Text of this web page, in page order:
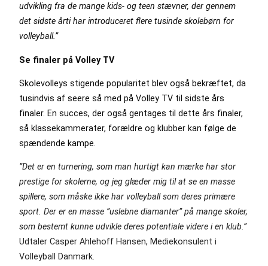
udvikling fra de mange kids- og teen stævner, der gennem
det sidste årti har introduceret flere tusinde skolebørn for
volleyball.”
Se finaler på Volley TV
Skolevolleys stigende popularitet blev også bekræftet, da
tusindvis af seere så med på Volley TV til sidste års
finaler. En succes, der også gentages til dette års finaler,
så klassekammerater, forældre og klubber kan følge de
spændende kampe.
”Det er en turnering, som man hurtigt kan mærke har stor
prestige for skolerne, og jeg glæder mig til at se en masse
spillere, som måske ikke har volleyball som deres primære
sport. Der er en masse ”uslebne diamanter” på mange skoler,
som bestemt kunne udvikle deres potentiale videre i en klub.”
Udtaler Casper Ahlehoff Hansen, Mediekonsulent i
Volleyball Danmark.